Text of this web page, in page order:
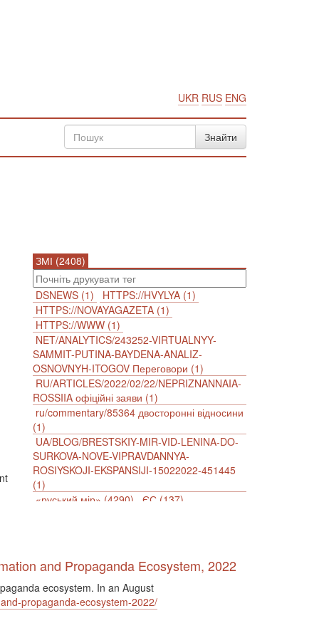
UKR RUS ENG
ЗМІ (2408)
DSNEWS (1)
HTTPS://HVYLYA (1)
HTTPS://NOVAYAGAZETA (1)
HTTPS://WWW (1)
NET/ANALYTICS/243252-VIRTUALNYY-
SAMMIT-PUTINA-BAYDENA-ANALIZ-
OSNOVNYH-ITOGOV Переговори (1)
RU/ARTICLES/2022/02/22/NEPRIZNANNAIA-
ROSSIIA офіційні заяви (1)
ru/commentary/85364 двосторонні відносини
(1)
UA/BLOG/BRESTSKIY-MIR-VID-LENINA-DO-
SURKOVA-NOVE-VIPRAVDANNYA-
ROSIYSKOJI-EKSPANSIJI-15022022-451445
(1)
«руський мір» (4290)
ЄС (137)
інцидент (1246)
іслам (510)
історія (4811)
агресія (2) антиамериканізм (1188)
антисемітизм (1) АРК (7225)
Афганістан (14) біженці (126)
and Propaganda Ecosystem, 2022
ecosystem. In an August
propaganda-ecosystem-2022/